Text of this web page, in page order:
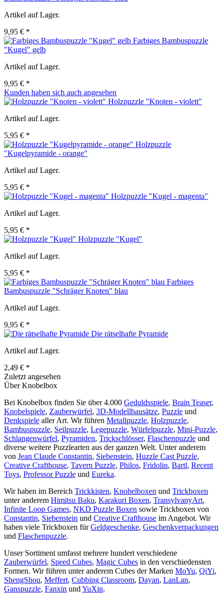
Artikel auf Lager.
9,95 € *
Farbiges Bambuspuzzle
"Kugel" gelb
Artikel auf Lager.
9,95 € *
Kunden haben sich auch angesehen
Holzpuzzle "Knoten - violett"
Artikel auf Lager.
5,95 € *
Holzpuzzle
"Kugelpyramide - orange"
Artikel auf Lager.
5,95 € *
Holzpuzzle "Kugel - magenta"
Artikel auf Lager.
5,95 € *
Holzpuzzle "Kugel"
Artikel auf Lager.
5,95 € *
Farbiges
Bambuspuzzle "Schräger Knoten" blau
Artikel auf Lager.
9,95 € *
Die rätselhafte Pyramide
Artikel auf Lager.
2,49 € *
Zuletzt angesehen
Über Knobelbox
Bei Knobelbox finden Sie über 4.000 Geduldsspiele, Brain Teaser,
Knobelspiele, Zauberwürfel, 3D-Modellbausätze, Puzzle und
Denkspiele aller Art. Wir führen Metallpuzzle, Holzpuzzle,
Bambuspuzzle, Seilpuzzle, Legepuzzle, Würfelpuzzle, Mini-Puzzle,
Schlangenwürfel, Pyramiden, Trickschlösser, Flaschenpuzzle und
diverse weitere Puzzlearten aus der ganzen Welt. Unter anderem
von Jean Claude Constantin, Siebenstein, Huzzle Cast Puzzle,
Creative Crafthouse, Tavern Puzzle, Philos, Fridolin, Bartl, Recent
Toys, Professor Puzzle und Eureka.
Wir haben im Bereich Trickkisten, Knobelboxen und Trickboxen
unter anderem Himitsu Baku, Karakuri Boxen, TransylvanyArt,
Infinite Loop Games, NKD Puzzle Boxen sowie Trickboxen von
Constantin, Siebenstein und Creative Crafthouse im Angebot. Wir
haben viele Trickboxen fürGeldgeschenke, Geschenkverpackungen
und Flaschenpuzzle.
Unser Sortiment umfasst mehrere hundert verschiedene
Zauberwürfel, Speed Cubes, Magic Cubes in den verschiedensten
Formen. Wir führen unter anderem Cubes der Marken MoYu, QiYi,
ShengShou, Meffert, Cubbing Classroom, Dayan, LanLan,
Ganspuzzle, Fanxin und YuXin.